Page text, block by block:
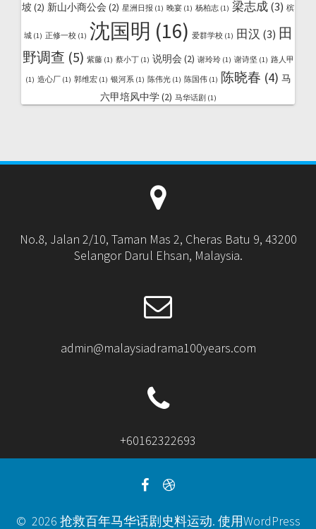
坡 (2) 新山小商公会 (2) 星洲日报 (1) 晚宴 (1) 杨柏志 (1) 梁志成(3) 槟
城(1) 正修一校(1) 沈国明 (16) 爱群学校(1) 田汉 (3) 田
野调查 (5) 紫藤(1) 蔡小丁(1) 说明会 (2) 谢玲玲(1) 谢诗坚 (1) 路人甲
(1) 造心厂(1) 郭维宏(1) 银河系(1) 陈伟光(1) 陈国伟(1) 陈晓春 (4) 马
六甲培风中学(2) 马华话剧 (1)
No.8, Jalan 2/10, Taman Mas 2, Cheras Batu 9, 43200
Selangor Darul Ehsan, Malaysia.
admin@malaysiadrama100years.com
+60162322693
© 2026 抢救百年马华话剧史料运动. 使用WordPress